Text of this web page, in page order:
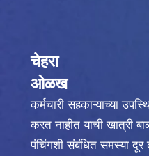
चेहरा
ओळख
कर्मचारी सहकाऱ्याच्या
करत नाहीत याची खात्री
पंचिंगशी संबंधित समस्या